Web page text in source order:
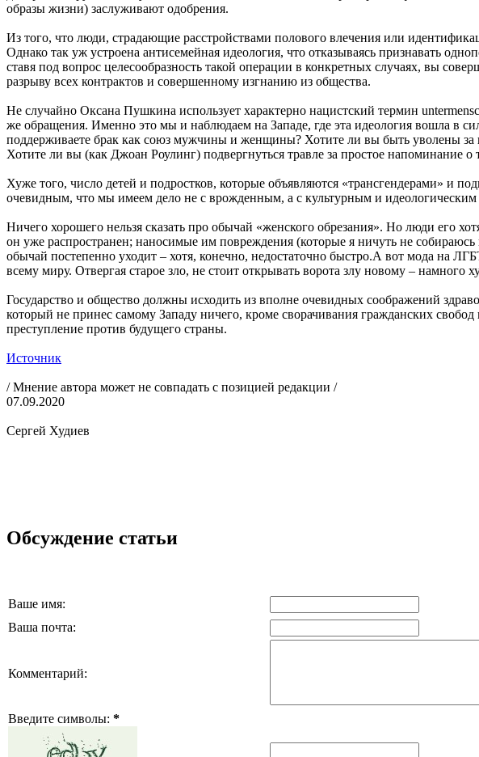
образы жизни) заслуживают одобрения.
Из того, что люди, страдающие расстройствами полового влечения или
Однако так уж устроена антисемейная идеология, что отказываясь признавать
ставя под вопрос целесообразность такой операции в конкретных случаях, вы
разрыву всех контрактов и совершенному изгнанию из общества.
Не случайно Оксана Пушкина использует характерно нацистский термин
же обращения. Именно это мы и наблюдаем на Западе, где эта идеология вошла в
поддерживаете брак как союз мужчины и женщины? Хотите ли вы быть уволены за
Хотите ли вы (как Джоан Роулинг) подвергнуться травле за простое
Хуже того, число детей и подростков, которые объявляются «трансгендерами» и
очевидным, что мы имеем дело не с врожденным, а с культурным и
Ничего хорошего нельзя сказать про обычай «женского обрезания». Но люди его
он уже распространен; наносимые им повреждения (которые я ничуть не
обычай постепенно уходит – хотя, конечно, недостаточно быстро.А вот мода на
всему миру. Отвергая старое зло, не стоит открывать ворота злу новому – намного
Государство и общество должны исходить из вполне очевидных соображений
который не принес самому Западу ничего, кроме сворачивания гражданских
преступление против будущего страны.
Источник
/ Мнение автора может не совпадать с позицией редакции /
07.09.2020
Сергей Худиев
Обсуждение статьи
Ваше имя:
Ваша почта:
Комментарий:
Введите символы: *